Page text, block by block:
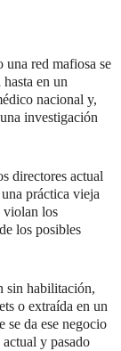
red mafiosa se
en un
nacional y,
investigación
directores actual
práctica vieja
violan los
los posibles
sin habilitación,
o extraída en un
se da ese negocio
y pasado